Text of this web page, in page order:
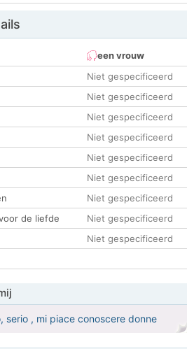
een vrouw
Niet gespecificeerd
Niet gespecificeerd
Niet gespecificeerd
Niet gespecificeerd
Niet gespecificeerd
Niet gespecificeerd
Niet gespecificeerd
de liefde
Niet gespecificeerd
Niet gespecificeerd
serio , mi piace conoscere donne